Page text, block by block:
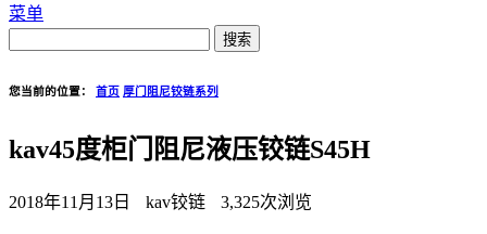
菜单
您当前的位置： 首页 厚门阻尼铰链系列
kav45度柜门阻尼液压铰链S45H
2018年11月13日 kav铰链 3,325次浏览